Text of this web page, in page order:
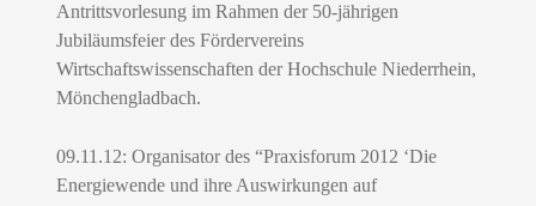
Antrittsvorlesung im Rahmen der 50-jährigen
Jubiläumsfeier des Fördervereins
Wirtschaftswissenschaften der Hochschule Niederrhein,
Mönchengladbach.
09.11.12: Organisator des “Praxisforum 2012 ‘Die
Energiewende und ihre Auswirkungen auf